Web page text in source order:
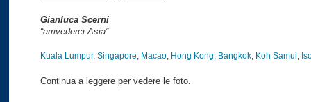
Gianluca Scerni
“arrivederci Asia”
Kuala Lumpur, Singapore Macao Hong Kong Bangkok Koh Samui
Continua a leggere per vedere le foto.